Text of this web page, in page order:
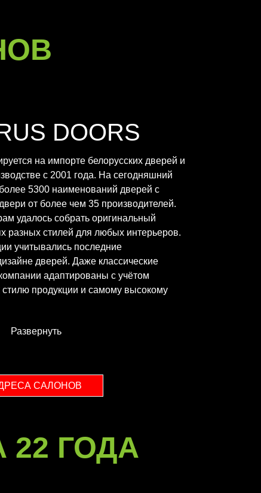
DOORS
на импорте белорусских дверей и
с 2001 года. На сегодняшний
5300 наименований дверей с
от более чем 35 производителей.
удалось собрать оригинальный
разных стилей для любых интерьеров.
учитывались последние
дверей. Даже классические
адаптированы с учётом
продукции и самому высокому
Развернуть
САЛОНОВ
22 ГОДА